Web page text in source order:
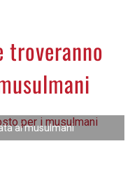
ai musulmani